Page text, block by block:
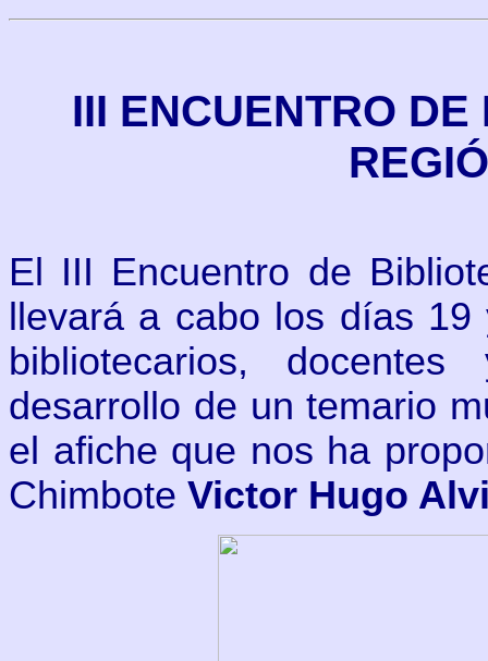
III ENCUENTRO
El III Encuentro de
llevará a cabo los días
bibliotecarios,
desarrollo de un temario
el afiche que nos ha
Chimbote Victor Hugo